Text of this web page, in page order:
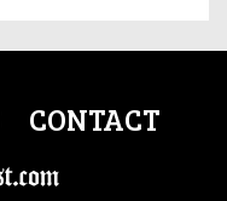
CONTACT